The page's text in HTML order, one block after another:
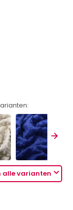
alle varianten